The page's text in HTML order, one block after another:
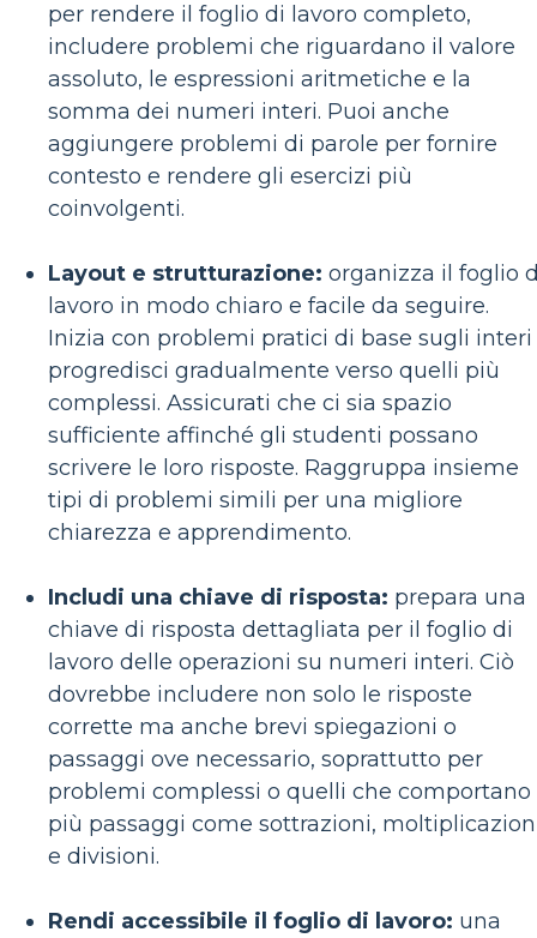
per rendere il foglio di lavoro completo,
includere problemi che riguardano il valore
assoluto, le espressioni aritmetiche e la
somma dei numeri interi. Puoi anche
aggiungere problemi di parole per fornire
contesto e rendere gli esercizi più
coinvolgenti.
Layout e strutturazione: organizza il foglio
lavoro in modo chiaro e facile da seguire.
Inizia con problemi pratici di base sugli interi
progredisci gradualmente verso quelli più
complessi. Assicurati che ci sia spazio
sufficiente affinché gli studenti possano
scrivere le loro risposte. Raggruppa insieme
tipi di problemi simili per una migliore
chiarezza e apprendimento.
Includi una chiave di risposta: prepara una
chiave di risposta dettagliata per il foglio di
lavoro delle operazioni su numeri interi. Ciò
dovrebbe includere non solo le risposte
corrette ma anche brevi spiegazioni o
passaggi ove necessario, soprattutto per
problemi complessi o quelli che comportano
più passaggi come sottrazioni,
e divisioni.
Rendi accessibile il foglio di lavoro: una